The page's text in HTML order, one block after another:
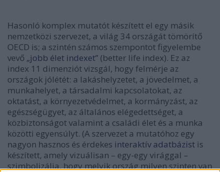
Hasonló komplex mutatót készített el egy másik
nemzetközi szervezet, a világ 34 országát tömörítő
OECD is; a szintén számos szempontot figyelembe
vevő „jobb élet indexet” (better life index). Ez az
index 11 dimenziót vizsgál, hogy felmérje az
országok jólétét: a lakáshelyzetet, a jövedelmet, a
munkahelyet, a társadalmi kapcsolatokat, az
oktatást, a környezetvédelmet, a kormányzást, az
egészségügyet, az általános elégedettséget, a
közbiztonságot valamint a családi élet és a munka
közötti egyensúlyt. (A szervezet a mutatóhoz egy
nagyon hasznos és érdekes interaktív adatbázist is
készített, amely vizuálisan – egy-egy virággal –
szimbolizálja, hogy melyik ország milyen szinten van